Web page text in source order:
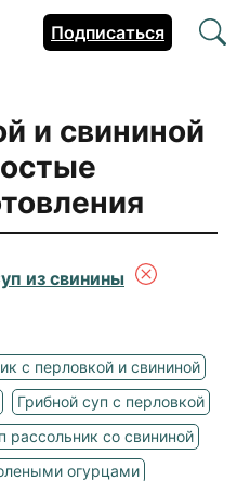
Подписаться
и свининой
из свинины
с перловкой и свининой
Грибной суп с перловкой
рассольник со свининой
огурцами